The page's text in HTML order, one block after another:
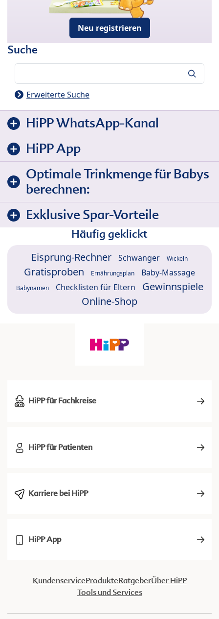
Neu registrieren
Suche
Erweiterte Suche
HiPP WhatsApp-Kanal
HiPP App
Optimale Trinkmenge für Babys
berechnen:
Exklusive Spar-Vorteile
Häufig geklickt
Eisprung-Rechner Schwanger Wickeln
Gratisproben Ernährungsplan Baby-Massage
Babynamen Checklisten für Eltern
Gewinnspiele
Online-Shop
HiPP für Fachkreise
HiPP für Patienten
Karriere bei HiPP
HiPP App
KundenserviceProdukteRatgeberÜber HiPP
Tools und Services